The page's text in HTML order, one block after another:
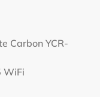
Carbon YCR-
WiFi